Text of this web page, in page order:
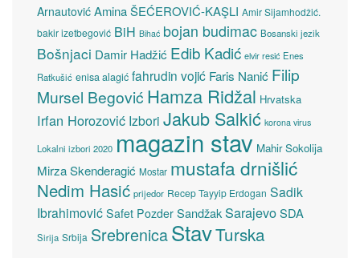
Arnautović Amina ŠEĆEROVIĆ-KAŞLI Amir Sijamhodžić.
bakir izetbegović BiH Bihać bojan budimac Bosanski jezik
Bošnjaci Damir Hadžić Edib Kadić elvir resić Enes
Ratkušić enisa alagić fahrudin vojić Faris Nanić Filip
Mursel Begović Hamza Ridžal Hrvatska
Irfan Horozović Izbori Jakub Salkić korona virus
Lokalni izbori 2020 magazin stav Mahir Sokolija
Mirza Skenderagić Mostar mustafa drnišlić
Nedim Hasić prijedor Recep Tayyip Erdogan Sadik
Ibrahimović Safet Pozder SandžakSarajevoSDA
Sirija Srbija SrebrenicaStavTurska